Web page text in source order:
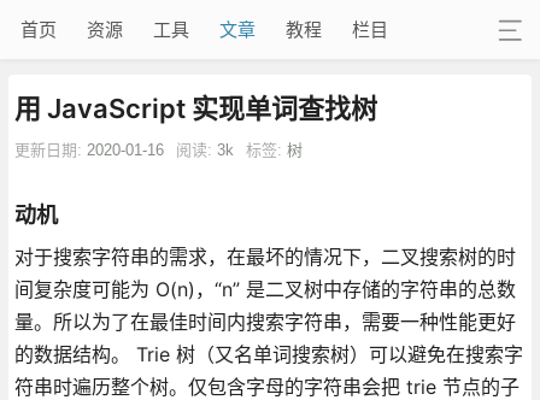
首页 资源 工具 文章 教程 栏目
用 JavaScript 实现单词查找树
更新日期: 2020-01-16 阅读: 3k 标签: 树
动机
对于搜索字符串的需求，在最坏的情况下，二叉搜索树的时
间复杂度可能为 O(n)，“n” 是二叉树中存储的字符串的总数
量。所以为了在最佳时间内搜索字符串，需要一种性能更好
的数据结构。 Trie 树（又名单词搜索树）可以避免在搜索字
符串时遍历整个树。仅包含字母的字符串会把 trie 节点的子